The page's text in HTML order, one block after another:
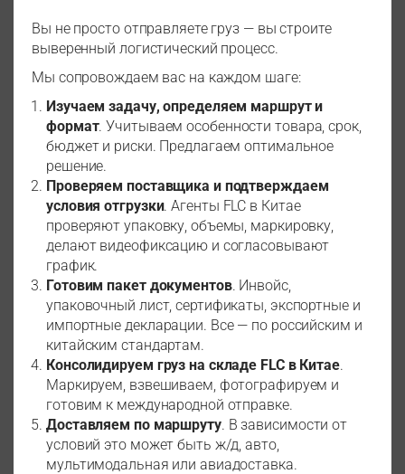
Вы не просто отправляете груз — вы строите
выверенный логистический процесс.
Мы сопровождаем вас на каждом шаге:
Изучаем задачу, определяем маршрут и
формат. Учитываем особенности товара, срок,
бюджет и риски. Предлагаем оптимальное
решение.
Проверяем поставщика и подтверждаем
условия отгрузки. Агенты FLC в Китае
проверяют упаковку, объемы, маркировку,
делают видеофиксацию и согласовывают
график.
Готовим пакет документов. Инвойс,
упаковочный лист, сертификаты, экспортные и
импортные декларации. Все — по российским и
китайским стандартам.
Консолидируем груз на складе FLC в Китае.
Маркируем, взвешиваем, фотографируем и
готовим к международной отправке.
Доставляем по маршруту. В зависимости от
условий это может быть ж/д, авто,
мультимодальная или авиадоставка.